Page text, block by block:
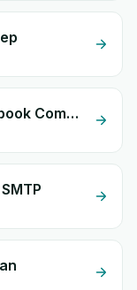
Whatsapp API + Facebook Comments